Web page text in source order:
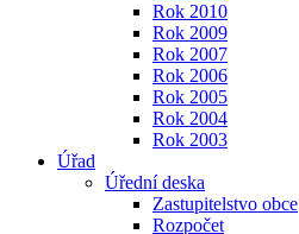
Rok 2010
Rok 2009
Rok 2007
Rok 2006
Rok 2005
Rok 2004
Rok 2003
Úřad
Úřední deska
Zastupitelstvo obce
Rozpočet